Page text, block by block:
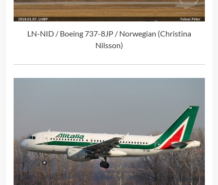
LN-NID / Boeing 737-8JP / Norwegian (Christina
Nilsson)